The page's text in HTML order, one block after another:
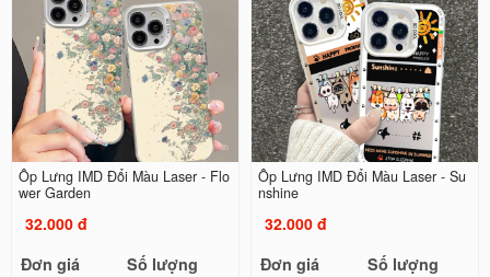
Ốp Lưng IMD Đổi Màu Laser - Flo
wer Garden
32.000 đ
Đơn giá
Số lượng
Ốp Lưng IMD Đổi Màu Laser - Su
nshine
32.000 đ
Đơn giá
Số lượng